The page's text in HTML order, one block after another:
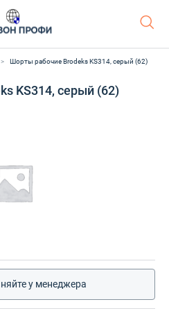
> Шорты рабочие Brodeks KS314, серый (62)
KS314, серый (62)
у менеджера